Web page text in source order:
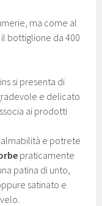
ma come al
il bottiglione da 400
si presenta di
e delicato
ai prodotti
e potrete
praticamente
patina di unto,
satinato e